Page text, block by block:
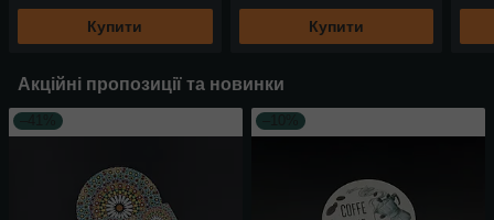
Купити Купити
Акційні пропозиції та новинки